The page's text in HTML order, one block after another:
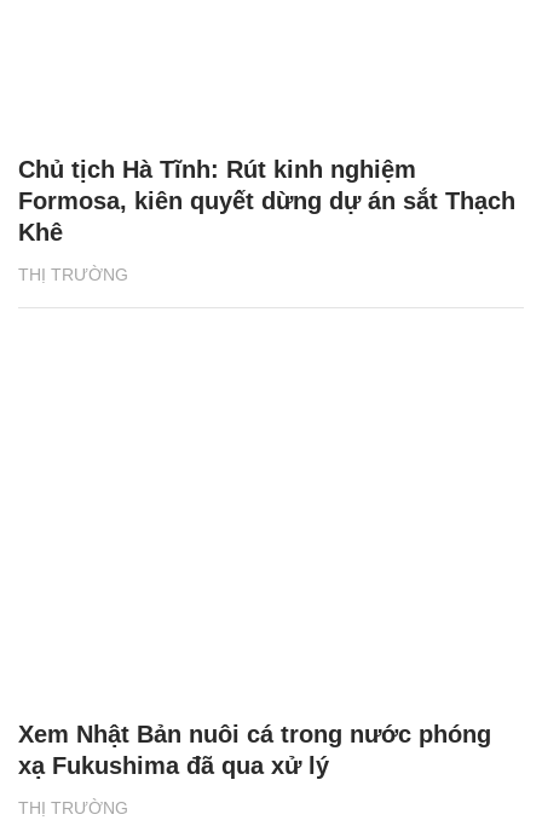
THỊ TRƯỜNG
Chủ tịch Hà Tĩnh: Rút kinh nghiệm
Formosa, kiên quyết dừng dự án sắt Thạch
Khê
THỊ TRƯỜNG
Xem Nhật Bản nuôi cá trong nước phóng
xạ Fukushima đã qua xử lý